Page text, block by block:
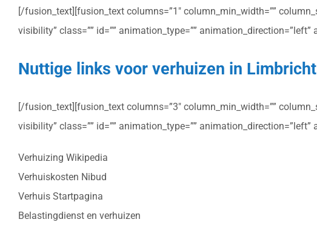
[/fusion_text][fusion_text columns=”1″ column_min_width=””
visibility” class=”” id=”” animation_type=””
Nuttige links voor verhuizen in Limbricht
[/fusion_text][fusion_text columns=”3″ column_min_width=””
visibility” class=”” id=”” animation_type=””
Verhuizing Wikipedia
Verhuiskosten Nibud
Verhuis Startpagina
Belastingdienst en verhuizen